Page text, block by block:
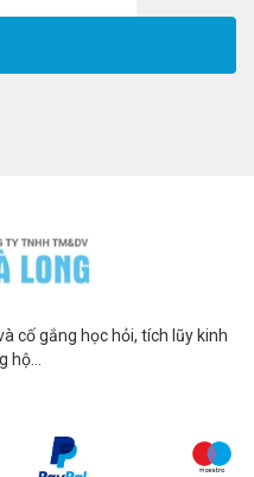
cố gắng học hỏi, tích lũy kinh